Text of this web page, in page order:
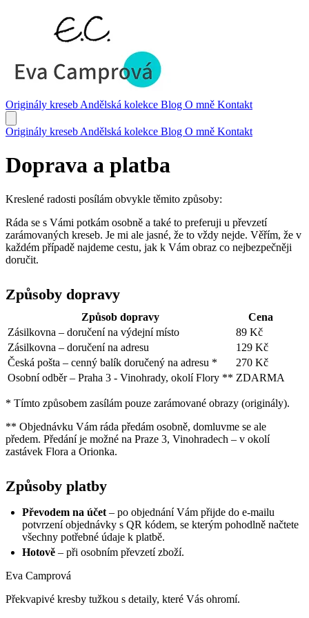
Originály kreseb Andělská kolekce Blog O mně Kontakt
Originály kreseb Andělská kolekce Blog O mně Kontakt
Doprava a platba
Kreslené radosti posílám obvykle těmito způsoby:
Ráda se s Vámi potkám osobně a také to preferuji u převzetí
zarámovaných kreseb. Je mi ale jasné, že to vždy nejde. Věřím, že v
každém případě najdeme cestu, jak k Vám obraz co nejbezpečněji
doručit.
Způsoby dopravy
Způsob dopravy
Cena
Zásilkovna – doručení na výdejní místo
89 Kč
Zásilkovna – doručení na adresu
129 Kč
Česká pošta – cenný balík doručený na adresu *
270 Kč
Osobní odběr – Praha 3 - Vinohrady, okolí Flory ** ZDARMA
* Tímto způsobem zasílám pouze zarámované obrazy (originály).
** Objednávku Vám ráda předám osobně, domluvme se ale
předem. Předání je možné na Praze 3, Vinohradech – v okolí
zastávek Flora a Orionka.
Způsoby platby
Převodem na účet – po objednání Vám přijde do e-mailu
potvrzení objednávky s QR kódem, se kterým pohodlně načtete
všechny potřebné údaje k platbě.
Hotově – při osobním převzetí zboží.
Eva Camprová
Překvapivé kresby tužkou s detaily, které Vás ohromí.